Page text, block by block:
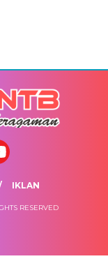
IKLAN
RESERVED